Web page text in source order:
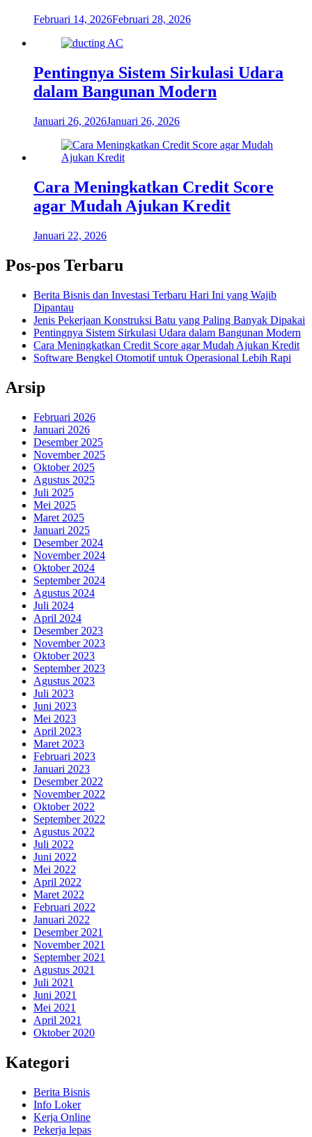
Februari 14, 2026Februari 28, 2026
Pentingnya Sistem Sirkulasi Udara
dalam Bangunan Modern
Januari 26, 2026Januari 26, 2026
Cara Meningkatkan Credit Score
agar Mudah Ajukan Kredit
Januari 22, 2026
Pos-pos Terbaru
Berita Bisnis dan Investasi Terbaru Hari Ini yang Wajib
Dipantau
Jenis Pekerjaan Konstruksi Batu yang Paling Banyak Dipakai
Pentingnya Sistem Sirkulasi Udara dalam Bangunan Modern
Cara Meningkatkan Credit Score agar Mudah Ajukan Kredit
Software Bengkel Otomotif untuk Operasional Lebih Rapi
Arsip
Februari 2026
Januari 2026
Desember 2025
November 2025
Oktober 2025
Agustus 2025
Juli 2025
Mei 2025
Maret 2025
Januari 2025
Desember 2024
November 2024
Oktober 2024
September 2024
Agustus 2024
Juli 2024
April 2024
Desember 2023
November 2023
Oktober 2023
September 2023
Agustus 2023
Juli 2023
Juni 2023
Mei 2023
April 2023
Maret 2023
Februari 2023
Januari 2023
Desember 2022
November 2022
Oktober 2022
September 2022
Agustus 2022
Juli 2022
Juni 2022
Mei 2022
April 2022
Maret 2022
Februari 2022
Januari 2022
Desember 2021
November 2021
September 2021
Agustus 2021
Juli 2021
Juni 2021
Mei 2021
April 2021
Oktober 2020
Kategori
Berita Bisnis
Info Loker
Kerja Online
Pekerja lepas